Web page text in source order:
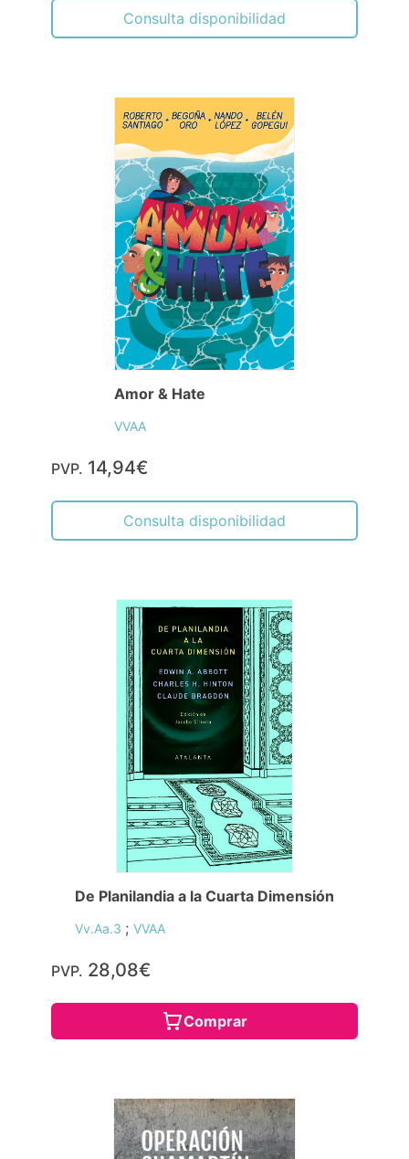
Consulta disponibilidad
Amor & Hate
VVAA
PVP. 14,94€
Consulta disponibilidad
De Planilandia a la Cuarta Dimensión
Vv.Aa.3 ; VVAA
PVP. 28,08€
Comprar